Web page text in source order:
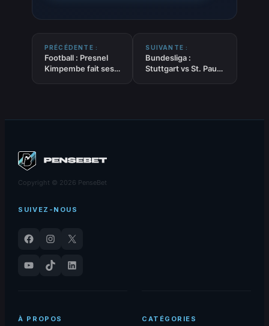
PRÉCÉDENTE :
Football : Presnel
Kimpembe fait ses
SUIVANTE :
Bundesliga :
Stuttgart vs St. Pauli
Copyright © 2026 PenseBet
SUIVEZ-NOUS
Facebook Instagram
X
YouTube
TikTok LinkedIn
À PROPOS CATÉGORIES